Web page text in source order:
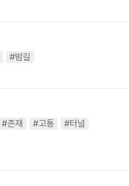
#밤길
#존재 #고통
#터널